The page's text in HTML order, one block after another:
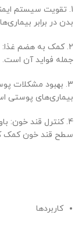
1. تقویت سیستم
بدن در برابر
2. کمک به هضم غذا:
جمله فواید آن است.
3. بهبود مشکلات
بیماری‌های پوستی
4. کنترل قند خون:
سطح قند خون کمک
کاربردها